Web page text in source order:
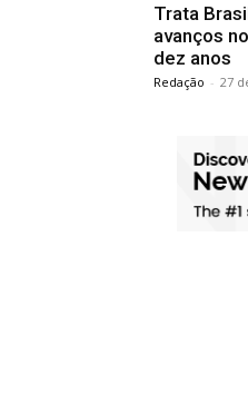
Trata
avanços
dez anos
Redação - 27